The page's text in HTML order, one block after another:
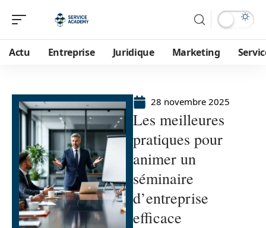
Actu Entreprise Juridique Marketing
28 novembre 2025
Les meilleures
pratiques pour
animer un
séminaire
d’entreprise
efficace